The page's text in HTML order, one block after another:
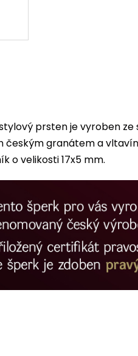
prsten je vyroben
českým granátem a
o velikosti 17x5 mm.